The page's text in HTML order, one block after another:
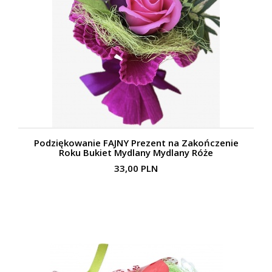
Podziękowanie FAJNY Prezent na Zakończenie
Roku Bukiet Mydlany Mydlany Róże
33,00 PLN